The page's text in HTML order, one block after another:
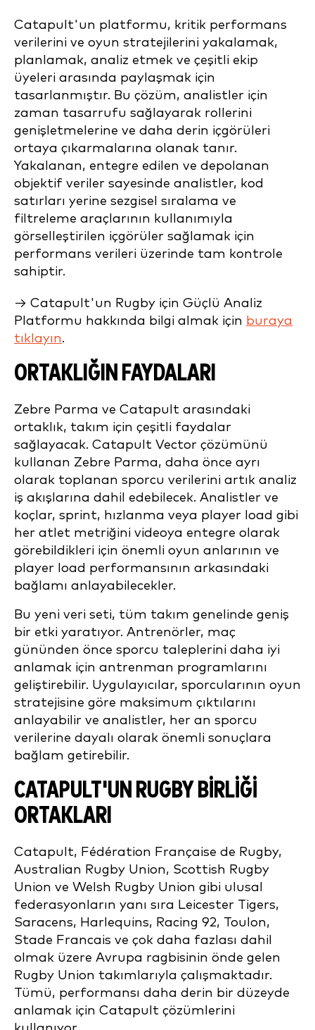
Catapult'un platformu, kritik performans
verilerini ve oyun stratejilerini yakalamak,
planlamak, analiz etmek ve çeşitli ekip
üyeleri arasında paylaşmak için
tasarlanmıştır. Bu çözüm, analistler için
zaman tasarrufu sağlayarak rollerini
genişletmelerine ve daha derin içgörüleri
ortaya çıkarmalarına olanak tanır.
Yakalanan, entegre edilen ve depolanan
objektif veriler sayesinde analistler, kod
satırları yerine sezgisel sıralama ve
filtreleme araçlarının kullanımıyla
görselleştirilen içgörüler sağlamak için
performans verileri üzerinde tam kontrole
sahiptir.
→ Catapult'un Rugby için Güçlü Analiz
Platformu hakkında bilgi almak için buraya
tıklayın.
ORTAKLIĞIN FAYDALARI
Zebre Parma ve Catapult arasındaki
ortaklık, takım için çeşitli faydalar
sağlayacak. Catapult Vector çözümünü
kullanan Zebre Parma, daha önce ayrı
olarak toplanan sporcu verilerini artık analiz
iş akışlarına dahil edebilecek. Analistler ve
koçlar, sprint, hızlanma veya player load gibi
her atlet metriğini videoya entegre olarak
görebildikleri için önemli oyun anlarının ve
player load performansının arkasındaki
bağlamı anlayabilecekler.
Bu yeni veri seti, tüm takım genelinde geniş
bir etki yaratıyor. Antrenörler, maç
gününden önce sporcu taleplerini daha iyi
anlamak için antrenman programlarını
geliştirebilir. Uygulayıcılar, sporcularının oyun
stratejisine göre maksimum çıktılarını
anlayabilir ve analistler, her an sporcu
verilerine dayalı olarak önemli sonuçlara
bağlam getirebilir.
CATAPULT'UN RUGBY BIRLIĞI
ORTAKLARI
Catapult, Fédération Française de Rugby,
Australian Rugby Union, Scottish Rugby
Union ve Welsh Rugby Union gibi ulusal
federasyonların yanı sıra Leicester Tigers,
Saracens, Harlequins, Racing 92, Toulon,
Stade Francais ve çok daha fazlası dahil
olmak üzere Avrupa ragbisinin önde gelen
Rugby Union takımlarıyla çalışmaktadır.
Tümü, performansı daha derin bir düzeyde
anlamak için Catapult çözümlerini